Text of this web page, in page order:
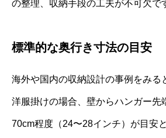
の整理、収納手段の工夫が不可欠で
標準的な奥行き寸法の目安
海外や国内の収納設計の事例をみる
洋服掛けの場合、壁からハンガー先
70cm程度（24〜28インチ）が目安